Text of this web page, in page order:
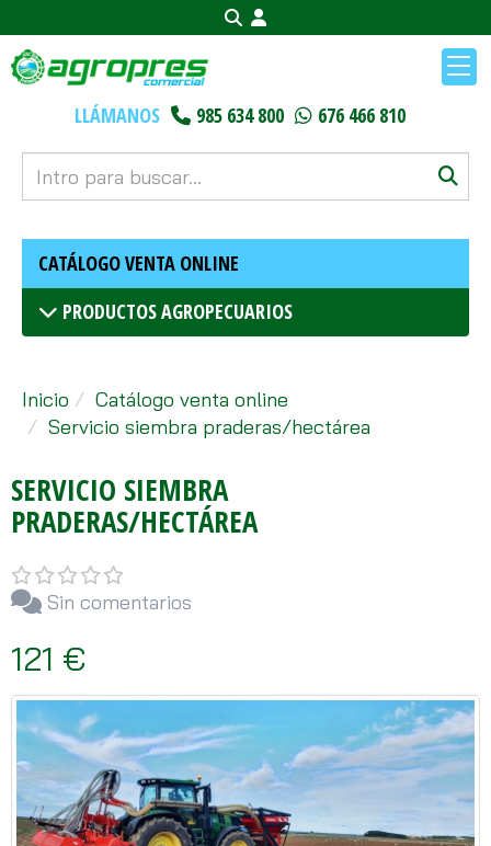
LLÁMANOS 985 634 800 676 466 810
CATÁLOGO VENTA ONLINE
PRODUCTOS AGROPECUARIOS
Inicio
Catálogo venta online
Servicio siembra praderas/hectárea
SERVICIO SIEMBRA
PRADERAS/HECTÁREA
Sin comentarios
121 €